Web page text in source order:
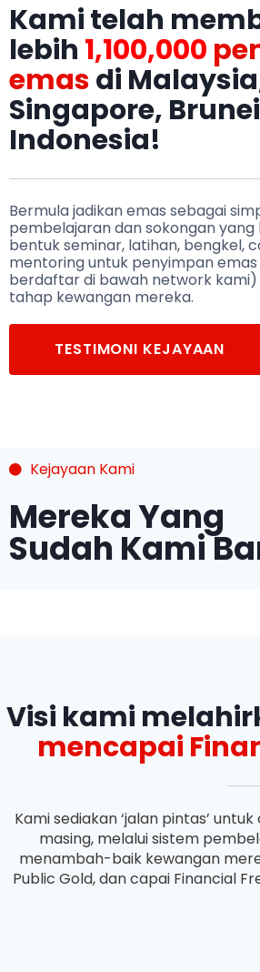
Kami telah
lebih 1,100,000
emasdi
Singapore,
Indonesia!
Bermula jadikan emas sebagai
pembelajaran dan sokongan
bentuk seminar, latihan, bengkel,
mentoring untuk penyimpan
berdaftar di bawah network
tahap kewangan mereka.
TESTIMONI KEJAYAAN
Kejayaan Kami
Mereka Yang
Sudah Kami
Visi kami
mencapai
Kami sediakan ‘jalan pintas’
masing, melalui sistem
menambah-baik kewangan
Public Gold, dan capai Financial